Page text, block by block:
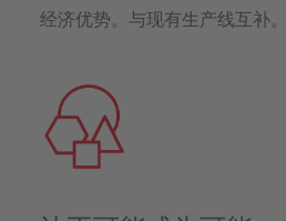
经济优势。与现有生产线互补。